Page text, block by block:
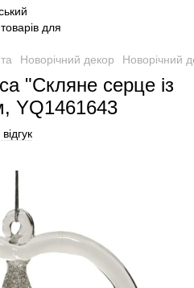
Новорічний декор Новорічний
"Скляне серце із
YQ1461643